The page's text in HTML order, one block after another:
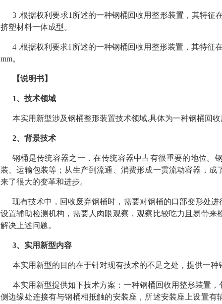
3 .根据权利要求1所述的一种钢桶回收用整形装置，其特征
挤塑材料一体成型。
4 .根据权利要求1所述的一种钢桶回收用整形装置，其特征
mm。
【说明书】
1、技术领域
本实用新型涉及钢桶整形装置技术领域,具体为一种钢桶回收
2、背景技术
钢桶是传统容器之一，在传统容器中占有很重要的地位。
装、运输包装等；从生产到流通、消费形成一贯流动容器，
来了很大的变革和进步。
现有技术中，回收废弃钢桶时，需要对钢桶的口部变形处
设置辅助检测机构，需要人肉眼观察，观察比较吃力且易带
解决上述问题。
3、实用新型内容
本实用新型的目的在于针对现有技术的不足之处，提供一种
本实用新型提供如下技术方案：一种钢桶回收用整形装置
侧边缘处连接有与钢桶相抵触的安装座，所述安装座上设置